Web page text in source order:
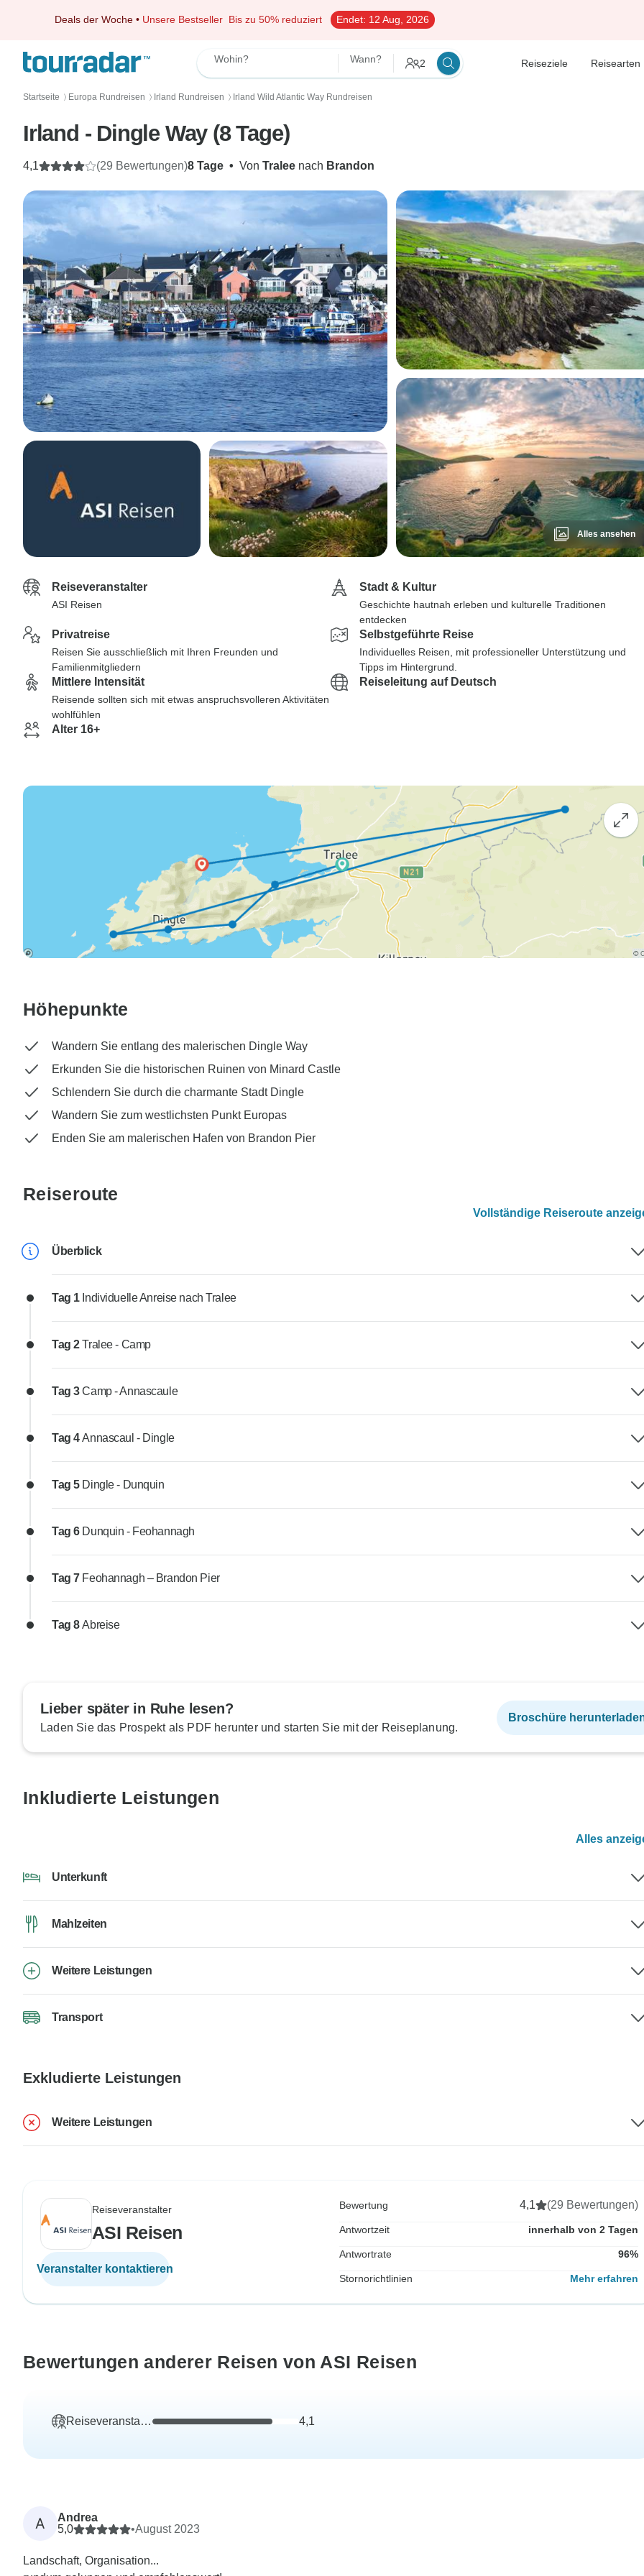
Deals der Woche • Unsere Bestseller Bis zu 50% reduziert Endet: 12 Aug, 2026
Wohin? Wann? 2 Reiseziele Reisearten
Startseite 〉 Europa Rundreisen 〉 Irland Rundreisen 〉 Irland Wild Atlantic Way Rundreisen
Irland - Dingle Way (8 Tage)
8 Tage • Von Tralee nach Brandon
4,1 (29 Bewertungen)
Alles ansehen
Reiseveranstalter
ASI Reisen
Stadt & Kultur
Geschichte hautnah erleben und kulturelle Traditionen
entdecken
Privatreise
Reisen Sie ausschließlich mit Ihren Freunden und
Familienmitgliedern
Selbstgeführte Reise
Individuelles Reisen, mit professioneller Unterstützung und
Tipps im Hintergrund.
Mittlere Intensität
Reisende sollten sich mit etwas anspruchsvolleren Aktivitäten
wohlfühlen
Reiseleitung auf Deutsch
Alter 16+
Höhepunkte
Wandern Sie entlang des malerischen Dingle Way
Erkunden Sie die historischen Ruinen von Minard Castle
Schlendern Sie durch die charmante Stadt Dingle
Wandern Sie zum westlichsten Punkt Europas
Enden Sie am malerischen Hafen von Brandon Pier
Reiseroute
Vollständige Reiseroute
Überblick
Tag 1 Individuelle Anreise nach Tralee
Tag 2Tralee - Camp
Tag 3Camp - Annascaule
Tag 4Annascaul - Dingle
Tag 5 Dingle - Dunquin
Tag 6 Dunquin - Feohannagh
Tag 7 Feohannagh – Brandon Pier
Tag 8Abreise
Lieber später in Ruhe lesen?
Laden Sie das Prospekt als PDF herunter und starten Sie mit der Reiseplanung.
Broschüre
Inkludierte Leistungen
Alles
Unterkunft
Mahlzeiten
Weitere Leistungen
Transport
Exkludierte Leistungen
Weitere Leistungen
Reiseveranstalter
ASI Reisen
Veranstalter kontaktieren
Bewertung 4,1 (29 Bewertungen)
Antwortzeit innerhalb von 2 Tagen
Antwortrate 96%
Stornorichtlinien Mehr erfahren
Bewertungen anderer Reisen von ASI Reisen
Reiseveranstalter 4,1
A
Andrea
5,0
•August 2023
Landschaft, Organisation...